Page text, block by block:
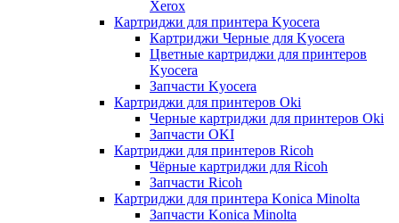
Xerox
Картриджи для принтера Kyocera
Картриджи Черные для Kyocera
Цветные картриджи для принтеров
Kyocera
Запчасти Kyocera
Картриджи для принтеров Oki
Черные картриджи для принтеров Oki
Запчасти OKI
Картриджи для принтеров Ricoh
Чёрные картриджи для Ricoh
Запчасти Ricoh
Картриджи для принтера Konica Minolta
Запчасти Koniсa Minolta